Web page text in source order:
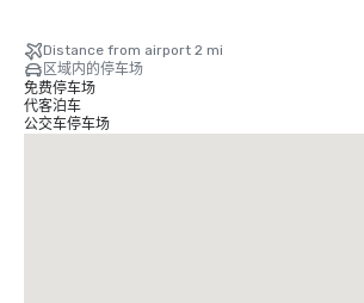
Distance from airport 2 mi
区域内的停车场
免费停车场
代客泊车
公交车停车场